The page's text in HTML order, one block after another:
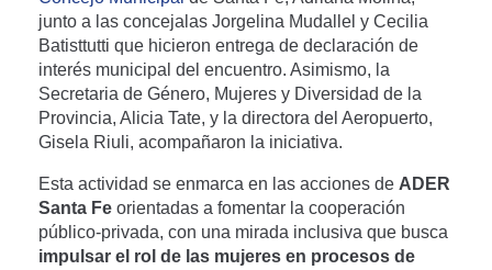
junto a las concejalas Jorgelina Mudallel y Cecilia
Batisttutti que hicieron entrega de declaración de
interés municipal del encuentro. Asimismo, la
Secretaria de Género, Mujeres y Diversidad de la
Provincia, Alicia Tate, y la directora del Aeropuerto,
Gisela Riuli, acompañaron la iniciativa.
Esta actividad se enmarca en las acciones de ADER
Santa Fe orientadas a fomentar la cooperación
público-privada, con una mirada inclusiva que busca
impulsar el rol de las mujeres en procesos de